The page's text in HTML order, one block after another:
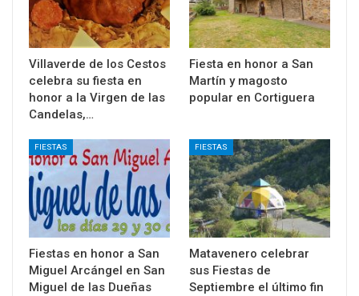
Villaverde de los Cestos
celebra su fiesta en
honor a la Virgen de las
Candelas,…
Fiesta en honor a San
Martín y magosto
popular en Cortiguera
FIESTAS
Fiestas en honor a San
Miguel Arcángel en San
Miguel de las Dueñas
FIESTAS
Matavenero celebrar
sus Fiestas de
Septiembre el último fin